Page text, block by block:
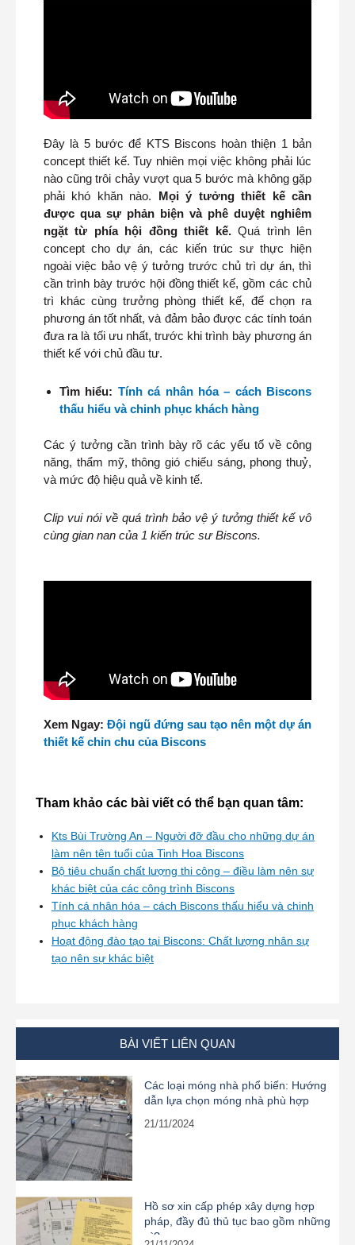
Đây là 5 bước để KTS Biscons hoàn thiện 1 bản
concept thiết kế. Tuy nhiên mọi việc không phải lúc
nào cũng trôi chảy vượt qua 5 bước mà không gặp
phải khó khăn nào. Mọi ý tưởng thiết kế cần
được qua sự phản biện và phê duyệt nghiêm
ngặt từ phía hội đồng thiết kế.Quá trình lên
concept cho dự án, các kiến trúc sư thực hiện
ngoài việc bảo vệ ý tưởng trước chủ trì dự án, thì
cần trình bày trước hội đồng thiết kế, gồm các chủ
trì khác cùng trưởng phòng thiết kế, để chọn ra
phương án tốt nhất, và đảm bảo được các tính toán
đưa ra là tối ưu nhất, trước khi trình bày phương án
thiết kế với chủ đầu tư.
Tìm hiểu: Tính cá nhân hóa – cách Biscons
thấu hiểu và chinh phục khách hàng
Các ý tưởng cần trình bày rõ các yếu tố về công
năng, thẩm mỹ, thông gió chiếu sáng, phong thuỷ,
và mức độ hiệu quả về kinh tế.
Clip vui nói về quá trình bảo vệ ý tưởng thiết kế vô
cùng gian nan của 1 kiến trúc sư Biscons.
Xem Ngay: Đội ngũ đứng sau tạo nên một dự án
thiết kế chỉn chu của Biscons
Tham khảo các bài viết có thể bạn quan tâm:
Kts Bùi Trường An – Người đỡ đầu cho những dự án
làm nên tên tuổi của Tinh Hoa Biscons
Bộ tiêu chuẩn chất lượng thi công – điều làm nên sự
khác biệt của các công trình Biscons
Tính cá nhân hóa – cách Biscons thấu hiểu và chinh
phục khách hàng
Hoạt động đào tạo tại Biscons: Chất lượng nhân sự
tạo nên sự khác biệt
BÀI VIẾT LIÊN QUAN
Các loại móng nhà phổ biến: Hướng
dẫn lựa chọn móng nhà phù hợp
21/11/2024
Hồ sơ xin cấp phép xây dựng hợp
pháp, đầy đủ thủ tục bao gồm những
gì?